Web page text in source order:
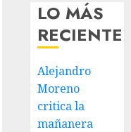
LO MÁS
RECIENTE
Alejandro
Moreno
critica la
mañanera